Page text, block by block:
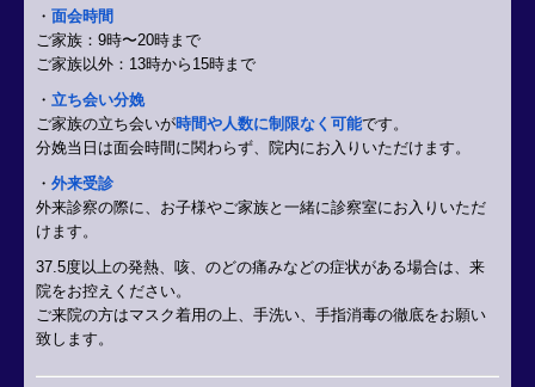
・ 面会時間
ご家族：9時〜20時まで
ご家族以外：13時から15時まで
・ 立ち会い分娩
ご家族の立ち会いが時間や人数に制限なく可能です。
分娩当日は面会時間に関わらず、院内にお入りいただけます。
・ 外来受診
外来診察の際に、 お子様やご家族と一緒に診察室にお入りいただ
けます。
37.5度以上の発熱、咳、のどの痛みなどの症状がある場合は、来
院をお控えください。
ご来院の方はマスク着用の上、手洗い、手指消毒の徹底をお願い
致します。